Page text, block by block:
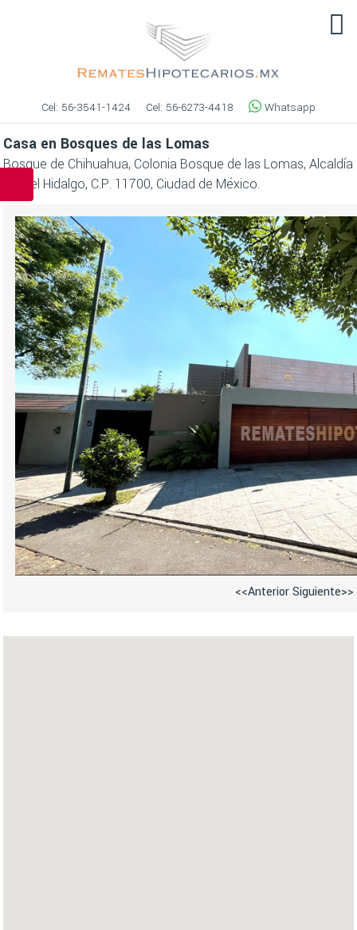
Cel: 56-3541-1424 Cel: 56-6273-4418 Whatsapp
Casa en Bosques de las Lomas
Bosque de Chihuahua, Colonia Bosque de las Lomas, Alcaldía
Miguel Hidalgo, C.P. 11700, Ciudad de México.
<<AnteriorSiguiente>>